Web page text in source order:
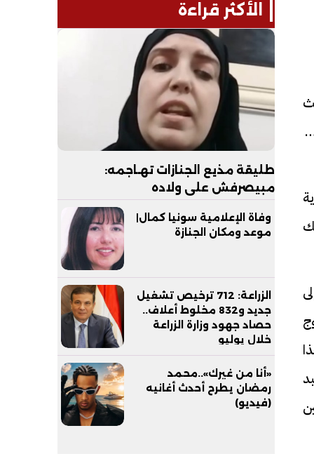
الأكثر قراءة
طليقة مذيع الجنازات تهـاجمه:
مبيصرفش على ولاده
وفاة الإعلامية سونيا كمال|
موعد ومكان الجنازة
الزراعة: 712 ترخيص تشغيل
جديد و832 مخلوط أعلاف..
حصاد جهود وزارة الزراعة
خلال يوليو
«أنا من غيرك»..محمد
رمضان يطرح أحدث أغانيه
(فيديو)